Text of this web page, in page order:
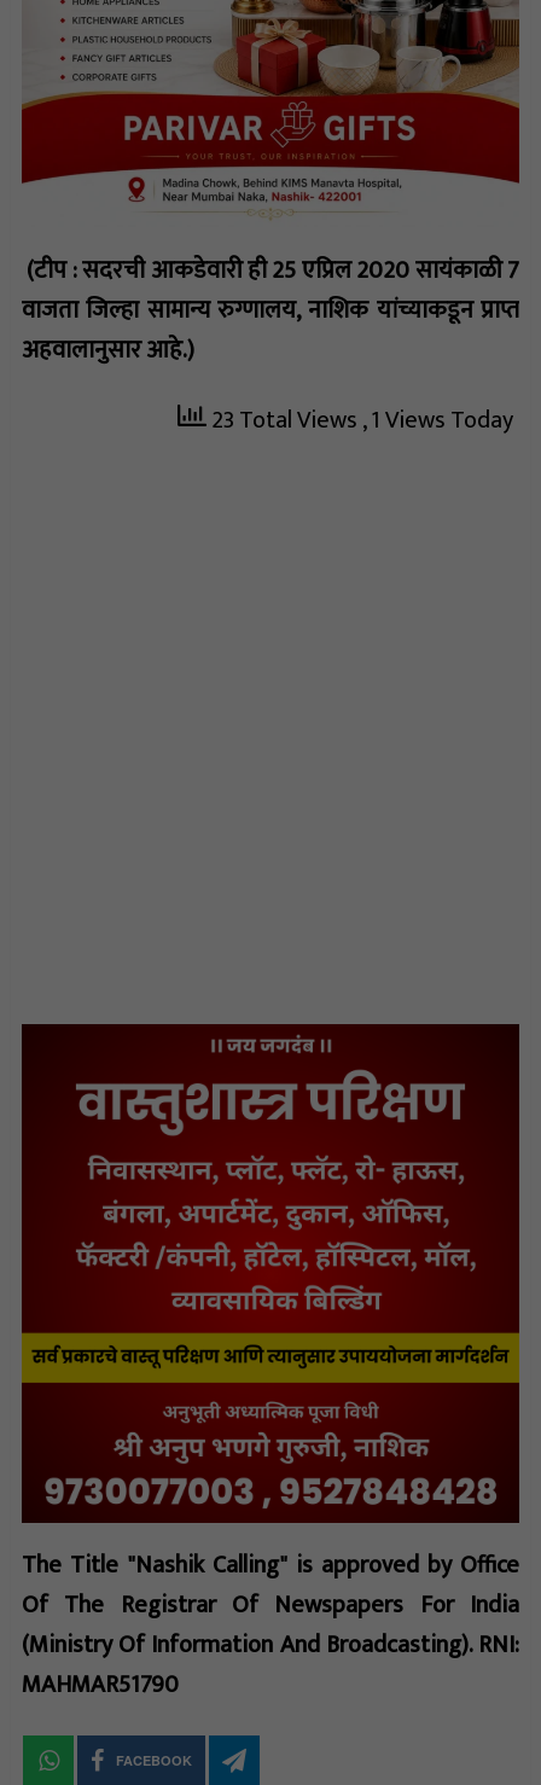
(टीप : सदरची आकडेवारी ही 25 एप्रिल 2020 सायंकाळी 7
वाजता जिल्हा सामान्य रुग्णालय, नाशिक यांच्याकडून प्राप्त
अहवालानुसार आहे.)
23 Total Views, 1 Views Today
The Title "Nashik Calling" is approved by Office
Of The Registrar Of Newspapers For India
(Ministry Of Information And Broadcasting). RNI:
MAHMAR51790
FACEBOOK